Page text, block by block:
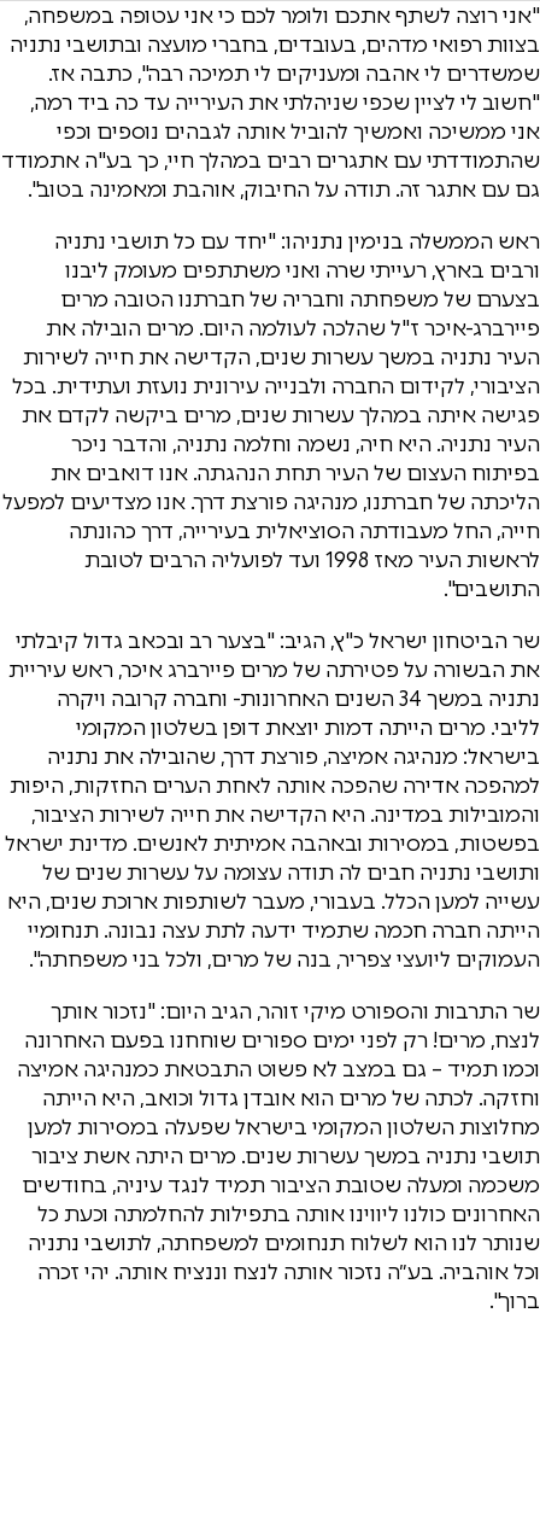
"אני רוצה לשתף אתכם ולומר לכם כי אני עטופה במשפחה,
בצוות רפואי מדהים, בעובדים, בחברי מועצה ובתושבי נתניה
שמשדרים לי אהבה ומעניקים לי תמיכה רבה", כתבה אז.
"חשוב לי לציין שכפי שניהלתי את העירייה עד כה ביד רמה,
אני ממשיכה ואמשיך להוביל אותה לגבהים נוספים וכפי
שהתמודדתי עם אתגרים רבים במהלך חיי, כך בע"ה אתמודד
גם עם אתגר זה. תודה על החיבוק, אוהבת ומאמינה בטוב".
ראש הממשלה בנימין נתניהו: "יחד עם כל תושבי נתניה
ורבים בארץ, רעייתי שרה ואני משתתפים מעומק ליבנו
בצערם של משפחתה וחבריה של חברתנו הטובה מרים
פיירברג-איכר ז"ל שהלכה לעולמה היום. מרים הובילה את
העיר נתניה במשך עשרות שנים, הקדישה את חייה לשירות
הציבורי, לקידום החברה ולבנייה עירונית נועזת ועתידית. בכל
פגישה איתה במהלך עשרות שנים, מרים ביקשה לקדם את
העיר נתניה. היא חיה, נשמה וחלמה נתניה, והדבר ניכר
בפיתוח העצום של העיר תחת הנהגתה. אנו דואבים את
הליכתה של חברתנו, מנהיגה פורצת דרך. אנו מצדיעים למפעל
חייה, החל מעבודתה הסוציאלית בעירייה, דרך כהונתה
לראשות העיר מאז 1998 ועד לפועליה הרבים לטובת
התושבים".
שר הביטחון ישראל כ"ץ, הגיב: "בצער רב ובכאב גדול קיבלתי
את הבשורה על פטירתה של מרים פיירברג איכר, ראש עיריית
נתניה במשך 34 השנים האחרונות- וחברה קרובה ויקרה
לליבי. מרים הייתה דמות יוצאת דופן בשלטון המקומי
בישראל: מנהיגה אמיצה, פורצת דרך, שהובילה את נתניה
למהפכה אדירה שהפכה אותה לאחת הערים החזקות, היפות
והמובילות במדינה. היא הקדישה את חייה לשירות הציבור,
בפשטות, במסירות ובאהבה אמיתית לאנשים. מדינת ישראל
ותושבי נתניה חבים לה תודה עצומה על עשרות שנים של
עשייה למען הכלל. בעבורי, מעבר לשותפות ארוכת שנים, היא
הייתה חברה חכמה שתמיד ידעה לתת עצה נבונה. תנחומיי
העמוקים ליועצי צפריר, בנה של מרים, ולכל בני משפחתה".
שר התרבות והספורט מיקי זוהר, הגיב היום: "נזכור אותך
לנצח, מרים! רק לפני ימים ספורים שוחחנו בפעם האחרונה
וכמו תמיד – גם במצב לא פשוט התבטאת כמנהיגה אמיצה
וחזקה. לכתה של מרים הוא אובדן גדול וכואב, היא הייתה
מחלוצות השלטון המקומי בישראל שפעלה במסירות למען
תושבי נתניה במשך עשרות שנים. מרים היתה אשת ציבור
משכמה ומעלה שטובת הציבור תמיד לנגד עיניה, בחודשים
האחרונים כולנו ליווינו אותה בתפילות להחלמתה וכעת כל
שנותר לנו הוא לשלוח תנחומים למשפחתה, לתושבי נתניה
וכל אוהביה. בע״ה נזכור אותה לנצח וננציח אותה. יהי זכרה
ברוך".